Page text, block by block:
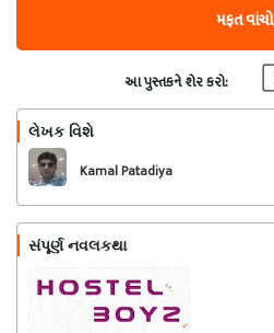
મફત વાંચો
આ પુસ્તકને શેર કરો:
લેખક વિશે
Kamal Patadiya
સંપૂર્ણ નવલકથા